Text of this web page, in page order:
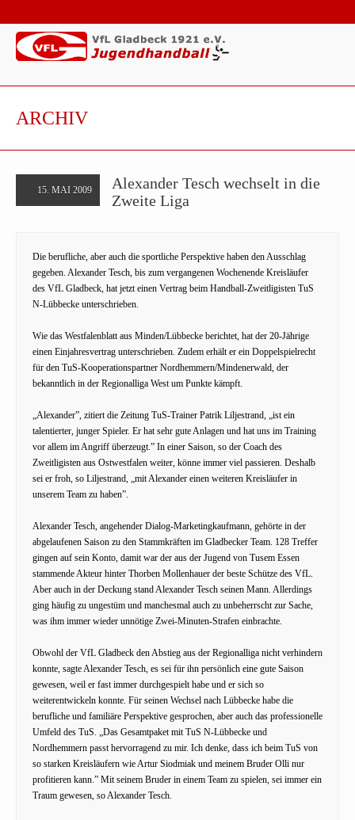
ARCHIV
15. MAI 2009
Alexander Tesch wechselt in die
Zweite Liga
Die berufliche, aber auch die sportliche Perspektive haben den Ausschlag
gegeben. Alexander Tesch, bis zum vergangenen Wochenende Kreisläufer
des VfL Gladbeck, hat jetzt einen Vertrag beim Handball-Zweitligisten TuS
N-Lübbecke unterschrieben.
Wie das Westfalenblatt aus Minden/Lübbecke berichtet, hat der 20-Jährige
einen Einjahresvertrag unterschrieben. Zudem erhält er ein Doppelspielrecht
für den TuS-Kooperationspartner Nordhemmern/Mindenerwald, der
bekanntlich in der Regionalliga West um Punkte kämpft.
„Alexander”, zitiert die Zeitung TuS-Trainer Patrik Liljestrand, „ist ein
talentierter, junger Spieler. Er hat sehr gute Anlagen und hat uns im Training
vor allem im Angriff überzeugt.” In einer Saison, so der Coach des
Zweitligisten aus Ostwestfalen weiter, könne immer viel passieren. Deshalb
sei er froh, so Liljestrand, „mit Alexander einen weiteren Kreisläufer in
unserem Team zu haben”.
Alexander Tesch, angehender Dialog-Marketingkaufmann, gehörte in der
abgelaufenen Saison zu den Stammkräften im Gladbecker Team. 128 Treffer
gingen auf sein Konto, damit war der aus der Jugend von Tusem Essen
stammende Akteur hinter Thorben Mollenhauer der beste Schütze des VfL.
Aber auch in der Deckung stand Alexander Tesch seinen Mann. Allerdings
ging häufig zu ungestüm und manchesmal auch zu unbeherrscht zur Sache,
was ihm immer wieder unnötige Zwei-Minuten-Strafen einbrachte.
Obwohl der VfL Gladbeck den Abstieg aus der Regionalliga nicht verhindern
konnte, sagte Alexander Tesch, es sei für ihn persönlich eine gute Saison
gewesen, weil er fast immer durchgespielt habe und er sich so
weiterentwickeln konnte. Für seinen Wechsel nach Lübbecke habe die
berufliche und familiäre Perspektive gesprochen, aber auch das professionelle
Umfeld des TuS. „Das Gesamtpaket mit TuS N-Lübbecke und
Nordhemmern passt hervorragend zu mir. Ich denke, dass ich beim TuS von
so starken Kreisläufern wie Artur Siodmiak und meinem Bruder Olli nur
profitieren kann.” Mit seinem Bruder in einem Team zu spielen, sei immer ein
Traum gewesen, so Alexander Tesch.